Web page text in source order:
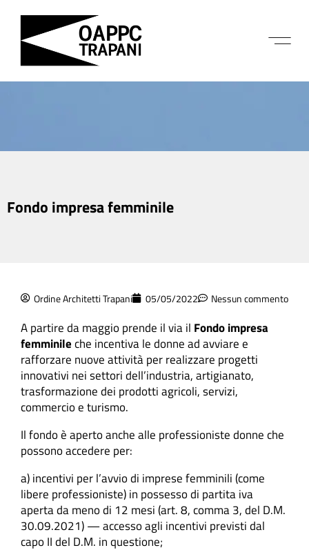
Fondo impresa femminile
Ordine Architetti Trapani 05/05/2022 Nessun commento
A partire da maggio prende il via il Fondo impresa
femminileche incentiva le donne ad avviare e
rafforzare nuove attività per realizzare progetti
innovativi nei settori dell’industria, artigianato,
trasformazione dei prodotti agricoli, servizi,
commercio e turismo.
Il fondo è aperto anche alle professioniste donne che
possono accedere per:
a) incentivi per l’avvio di imprese femminili (come
libere professioniste) in possesso di partita iva
aperta da meno di 12 mesi (art. 8, comma 3, del D.M.
30.09.2021) — accesso agli incentivi previsti dal
capo II del D.M. in questione;